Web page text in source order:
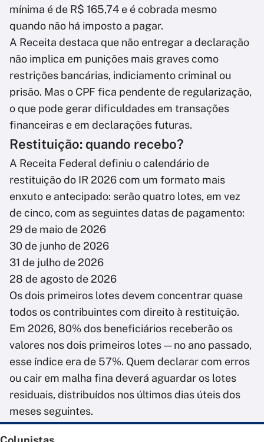
mínima é de R$ 165,74 e é cobrada mesmo
quando não há imposto a pagar.
A Receita destaca que não entregar a declaração
não implica em punições mais graves como
restrições bancárias, indiciamento criminal ou
prisão. Mas o CPF fica pendente de regularização,
o que pode gerar dificuldades em transações
financeiras e em declarações futuras.
Restituição: quando recebo?
A Receita Federal definiu o calendário de
restituição do IR 2026 com um formato mais
enxuto e antecipado: serão quatro lotes, em vez
de cinco, com as seguintes datas de pagamento:
29 de maio de 2026
30 de junho de 2026
31 de julho de 2026
28 de agosto de 2026
Os dois primeiros lotes devem concentrar quase
todos os contribuintes com direito à restituição.
Em 2026, 80% dos beneficiários receberão os
valores nos dois primeiros lotes — no ano passado,
esse índice era de 57%. Quem declarar com erros
ou cair em malha fina deverá aguardar os lotes
residuais, distribuídos nos últimos dias úteis dos
meses seguintes.